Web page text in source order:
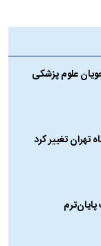
علوم پزشکی
تهران تغییر کرد
پایان‌ترم